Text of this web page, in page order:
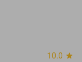
10.0 star